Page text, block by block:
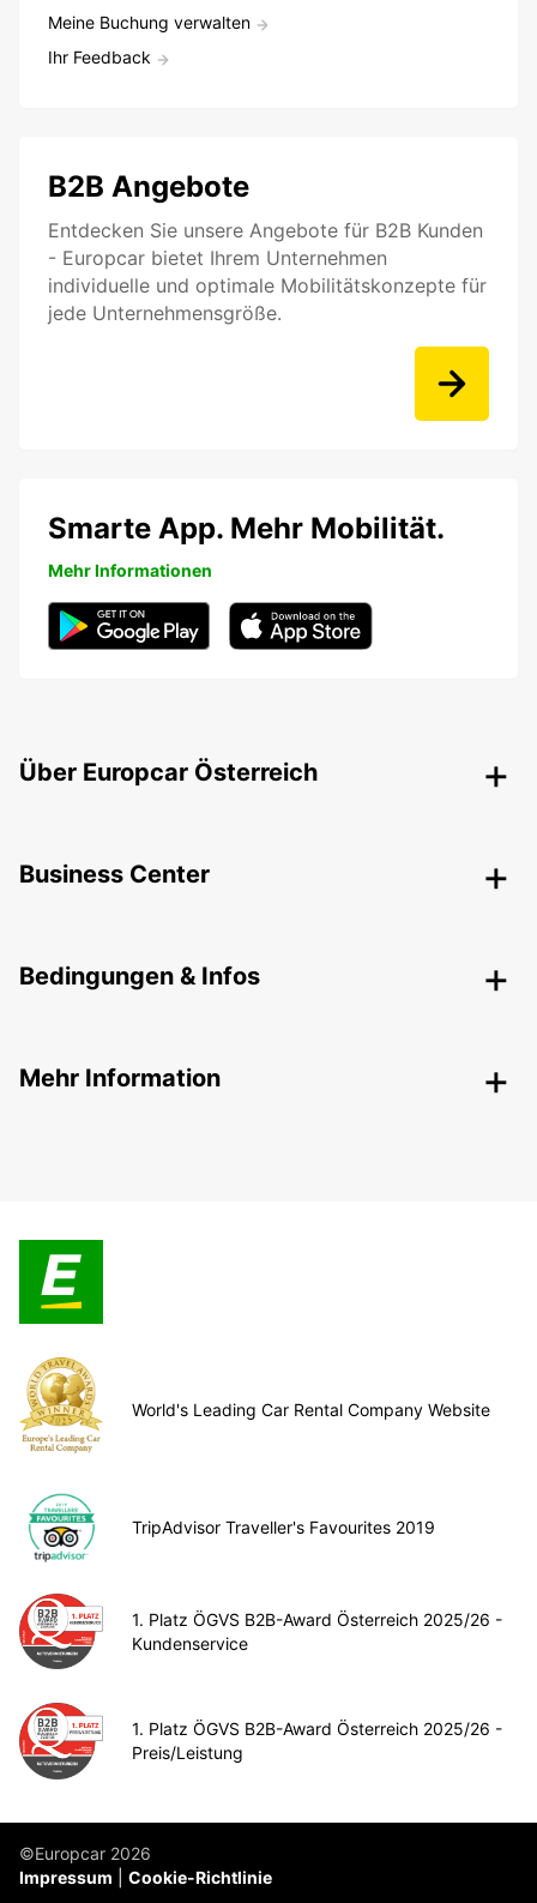
Meine Buchung verwalten
Ihr Feedback
B2B Angebote
Entdecken Sie unsere Angebote für B2B Kunden
- Europcar bietet Ihrem Unternehmen
individuelle und optimale Mobilitätskonzepte für
jede Unternehmensgröße.
Smarte App. Mehr Mobilität.
Mehr Informationen
Über Europcar Österreich
Business Center
Bedingungen & Infos
Mehr Information
World's Leading Car Rental Company Website
TripAdvisor Traveller's Favourites 2019
1. Platz ÖGVS B2B-Award Österreich 2025/26 -
Kundenservice
1. Platz ÖGVS B2B-Award Österreich 2025/26 -
Preis/Leistung
©Europcar 2026
Impressum
Cookie-Richtlinie